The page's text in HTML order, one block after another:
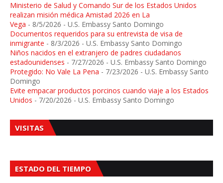
Ministerio de Salud y Comando Sur de los Estados Unidos
realizan misión médica Amistad 2026 en La
Vega - 8/5/2026 - U.S. Embassy Santo Domingo
Documentos requeridos para su entrevista de visa de
inmigrante - 8/3/2026 - U.S. Embassy Santo Domingo
Niños nacidos en el extranjero de padres ciudadanos
estadounidenses - 7/27/2026 - U.S. Embassy Santo Domingo
Protegido: No Vale La Pena - 7/23/2026 - U.S. Embassy Santo
Domingo
Evite empacar productos porcinos cuando viaje a los Estados
Unidos - 7/20/2026 - U.S. Embassy Santo Domingo
VISITAS
ESTADO DEL TIEMPO